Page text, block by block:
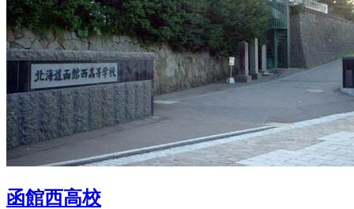
函館西高校